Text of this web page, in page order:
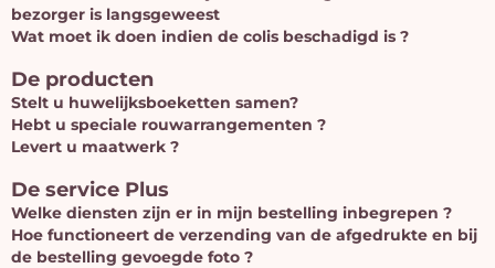
bezorger is langsgeweest
Wat moet ik doen indien de colis beschadigd is ?
De producten
Stelt u huwelijksboeketten samen?
Hebt u speciale rouwarrangementen ?
Levert u maatwerk ?
De service Plus
Welke diensten zijn er in mijn bestelling inbegrepen ?
Hoe functioneert de verzending van de afgedrukte en bij
de bestelling gevoegde foto ?